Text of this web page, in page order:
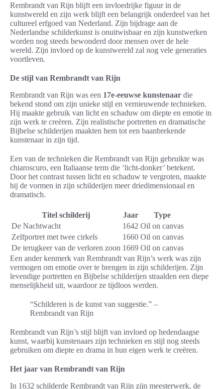
Rembrandt van Rijn blijft een invloedrijke figuur in de
kunstwereld en zijn werk blijft een belangrijk onderdeel van het
cultureel erfgoed van Nederland. Zijn bijdrage aan de
Nederlandse schilderkunst is onuitwisbaar en zijn kunstwerken
worden nog steeds bewonderd door mensen over de hele
wereld. Zijn invloed op de kunstwereld zal nog vele generaties
voortleven.
De stijl van Rembrandt van Rijn
Rembrandt van Rijn was een 17e-eeuwse kunstenaar die
bekend stond om zijn unieke stijl en vernieuwende technieken.
Hij maakte gebruik van licht en schaduw om diepte en emotie in
zijn werk te creëren. Zijn realistische portretten en dramatische
Bijbelse schilderijen maakten hem tot een baanbrekende
kunstenaar in zijn tijd.
Een van de technieken die Rembrandt van Rijn gebruikte was
chiaroscuro, een Italiaanse term die ‘licht-donker’ betekent.
Door het contrast tussen licht en schaduw te vergroten, maakte
hij de vormen in zijn schilderijen meer driedimensionaal en
dramatisch.
Titel schilderij Jaar
Type
De Nachtwacht
1642 Oil on canvas
Zelfportret met twee cirkels
1660 Oil on canvas
De terugkeer van de verloren zoon 1669 Oil on canvas
Een ander kenmerk van Rembrandt van Rijn’s werk was zijn
vermogen om emotie over te brengen in zijn schilderijen. Zijn
levendige portretten en Bijbelse schilderijen straalden een diepe
menselijkheid uit, waardoor ze tijdloos werden.
“Schilderen is de kunst van suggestie.” –
Rembrandt van Rijn
Rembrandt van Rijn’s stijl blijft van invloed op hedendaagse
kunst, waarbij kunstenaars zijn technieken en stijl nog steeds
gebruiken om diepte en drama in hun eigen werk te creëren.
Het jaar van Rembrandt van Rijn
In 1632 schilderde Rembrandt van Rijn zijn meesterwerk, de